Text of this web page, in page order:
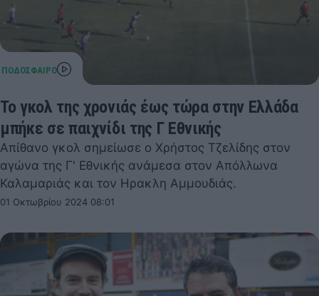
Το γκολ της χρονιάς έως τώρα στην Ελλάδα
μπήκε σε παιχνίδι της Γ Εθνικής
Απίθανο γκολ σημείωσε ο Χρήστος Τζελίδης στον
αγώνα της Γ' Εθνικής ανάμεσα στον Απόλλωνα
Καλαμαριάς και τον Ηρακλη Αμμουδιάς.
01 Οκτωβρίου 2024 08:01